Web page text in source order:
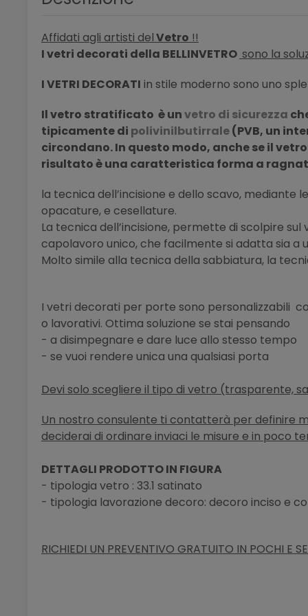
Affidati agli artisti delVetro !!
I vetri decorati della BELLINVETRO sono la
I VETRI DECORATI in stile moderno sono uno
Il vetro stratificato è unvetro di sicurezza
tipicamentedi polivinilbutirrale(PVB, un
circondano. In questo modo, anche se il
risultato è una caratteristica forma a
la tecnica dell’incisione e dello scavo, mediante
opacature, e cesellature.
La tecnica dell’incisione, permette di scolpire
capolavoro unico, che facilmente si adatta sia a
Molto simile alla tecnica della sabbiatura, la
I vetri decorati per porte sono personalizzabili
o lavorativi. Ottima soluzione se stai pensando
- a disimpegnare e dare luce allo stesso tempo
- se vuoi rendere unica una qualsiasi porta
Devi solo scegliere il tipo di vetro (trasparente,
Un nostro consulente ti contatterà per definire
deciderai di ordinare inviaci le misure e in poco
DETTAGLI PRODOTTO IN FIGURA
- tipologia vetro : 33.1 satinato
- tipologia lavorazione decoro: decoro inciso e
RICHIEDI UN PREVENTIVO GRATUITO IN POCHI E